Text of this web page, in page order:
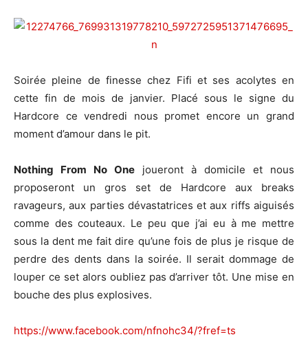
Soirée pleine de finesse chez Fifi et ses acolytes en
cette fin de mois de janvier. Placé sous le signe du
Hardcore ce vendredi nous promet encore un grand
moment d’amour dans le pit.
Nothing From No One joueront à domicile et nous
proposeront un gros set de Hardcore aux breaks
ravageurs, aux parties dévastatrices et aux riffs aiguisés
comme des couteaux. Le peu que j’ai eu à me mettre
sous la dent me fait dire qu’une fois de plus je risque de
perdre des dents dans la soirée. Il serait dommage de
louper ce set alors oubliez pas d’arriver tôt. Une mise en
bouche des plus explosives.
https://www.facebook.com/nfnohc34/?fref=ts